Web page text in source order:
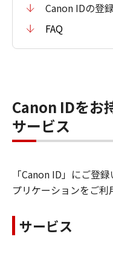
Canon IDの登
FAQ
Canon IDをお
サービス
「Canon ID」にご登
プリケーションをご利
サービス